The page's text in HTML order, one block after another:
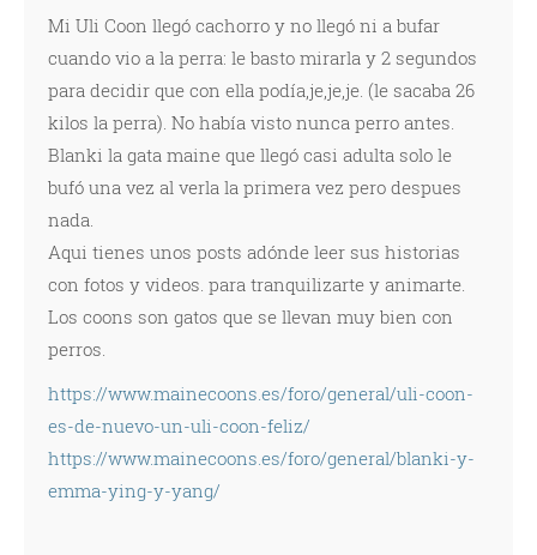
Mi Uli Coon llegó cachorro y no llegó ni a bufar
cuando vio a la perra: le basto mirarla y 2 segundos
para decidir que con ella podía,je,je,je. (le sacaba 26
kilos la perra). No había visto nunca perro antes.
Blanki la gata maine que llegó casi adulta solo le
bufó una vez al verla la primera vez pero despues
nada.
Aqui tienes unos posts adónde leer sus historias
con fotos y videos. para tranquilizarte y animarte.
Los coons son gatos que se llevan muy bien con
perros.
https://www.mainecoons.es/foro/general/uli-coon-
es-de-nuevo-un-uli-coon-feliz/
https://www.mainecoons.es/foro/general/blanki-y-
emma-ying-y-yang/